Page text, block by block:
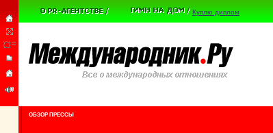
Куплю диплом
ОБЗОР ПРЕССЫ